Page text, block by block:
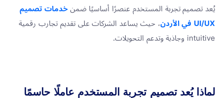
يُعد تصميم تجربة المستخدم عنصرًا أساسيًا ضمنخدمات تصميم
UI/UX في الأردن
، حيث يساعد الشركات على تقديم تجارب رقمية
intuitive وجاذبة وتدعم التحويلات.
لماذا يُعد تصميم تجربة المستخدم عاملًا حاسمًا